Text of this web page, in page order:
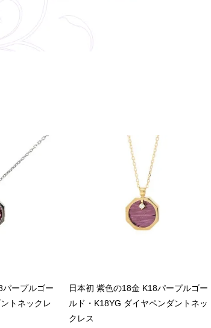
パープルゴー
トネックレ
日本初 紫色の18金 K18パープルゴー
ルド・K18YG ダイヤペンダントネッ
クレス